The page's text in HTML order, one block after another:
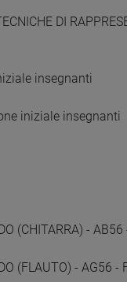
DI
insegnanti
iniziale insegnanti
(CHITARRA) -
(FLAUTO) -